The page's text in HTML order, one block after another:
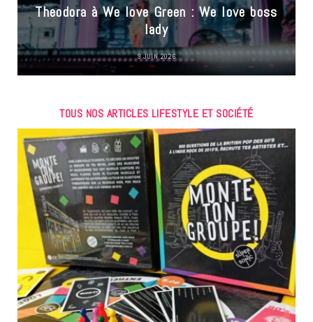
Theodora à We love Green : We love boss
lady
9 JUIN 2026
TOUS NOS ARTICLES LIFESTYLE ET SOCIÉTÉ